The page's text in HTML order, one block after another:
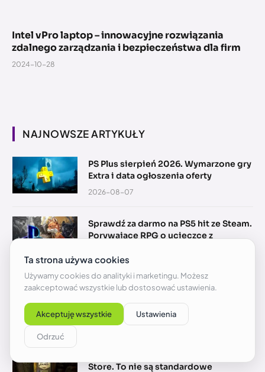
Intel vPro laptop – innowacyjne rozwiązania
zdalnego zarządzania i bezpieczeństwa dla firm
2024-10-28
NAJNOWSZE ARTYKUŁY
PS Plus sierpień 2026. Wymarzone gry
Extra i data ogłoszenia oferty
2026-08-07
Sprawdź za darmo na PS5 hit ze Steam.
Porywające RPG o ucieczce z
2026-08-07
Oto gra za darmo w Epic Games Store
od 13 sierpnia. Oszczędzisz 50 zł
2026-08-07
Store. To nie są standardowe